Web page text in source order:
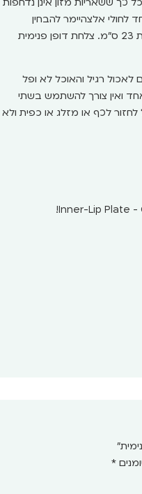
אלצהיימר להבחין
בניגודיות של צבעים בהירים. קוטר הצלחת 23 ס"מ. צלחת דופן פנימית
רגיל והאוכל לא ופל
ואין צורך להשתמש בשתי
לכף או מזלג או כפית ולא
*